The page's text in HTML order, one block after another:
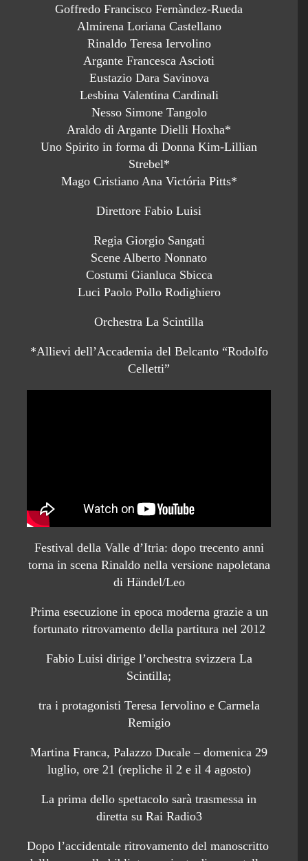
Goffredo Francisco Fernàndez-Rueda
Almirena Loriana Castellano
Rinaldo Teresa Iervolino
Argante Francesca Ascioti
Eustazio Dara Savinova
Lesbina Valentina Cardinali
Nesso Simone Tangolo
Araldo di Argante Dielli Hoxha*
Uno Spirito in forma di Donna Kim-Lillian
Strebel*
Mago Cristiano Ana Victória Pitts*
Direttore Fabio Luisi
Regia Giorgio Sangati
Scene Alberto Nonnato
Costumi Gianluca Sbicca
Luci Paolo Pollo Rodighiero
Orchestra La Scintilla
*Allievi dell’Accademia del Belcanto “Rodolfo
Celletti”
Festival della Valle d’Itria: dopo trecento anni
torna in scena Rinaldo nella versione napoletana
di Händel/Leo
Prima esecuzione in epoca moderna grazie a un
fortunato ritrovamento della partitura nel 2012
Fabio Luisi dirige l’orchestra svizzera La
Scintilla;
tra i protagonisti Teresa Iervolino e Carmela
Remigio
Martina Franca, Palazzo Ducale – domenica 29
luglio, ore 21 (repliche il 2 e il 4 agosto)
La prima dello spettacolo sarà trasmessa in
diretta su Rai Radio3
Dopo l’accidentale ritrovamento del manoscritto